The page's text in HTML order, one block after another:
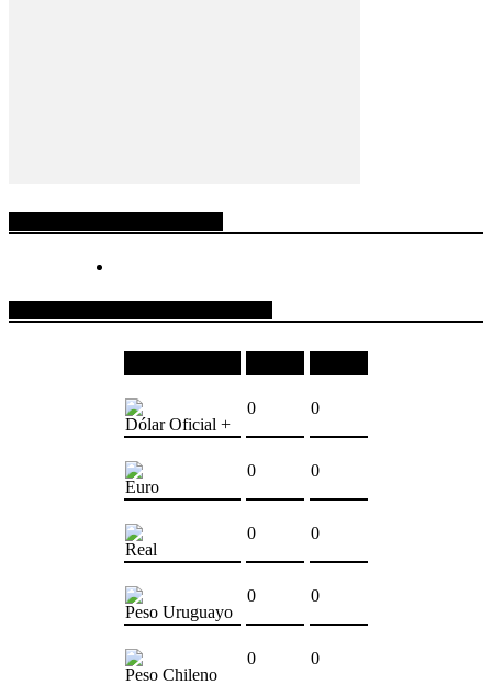
Dólar Oficial +
0 0
Euro
0 0
Real
0 0
Peso Uruguayo
0 0
Peso Chileno
0 0